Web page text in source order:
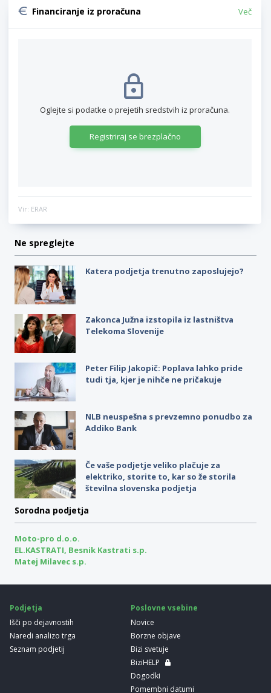
Financiranje iz proračuna Več
Oglejte si podatke o prejetih sredstvih iz proračuna.
Registriraj se brezplačno
Vir: ERAR
Ne spreglejte
Katera podjetja trenutno zaposlujejo?
Zakonca Južna izstopila iz lastništva
Telekoma Slovenije
Peter Filip Jakopič: Poplava lahko pride
tudi tja, kjer je nihče ne pričakuje
NLB neuspešna s prevzemno ponudbo za
Addiko Bank
Če vaše podjetje veliko plačuje za
elektriko, storite to, kar so že storila
številna slovenska podjetja
Sorodna podjetja
Moto-pro d.o.o.
EL.KASTRATI, Besnik Kastrati s.p.
Matej Milavec s.p.
Podjetja
Išči po dejavnostih
Naredi analizo trga
Seznam podjetij
Poslovne vsebine
Novice
Borzne objave
Bizi svetuje
BiziHELP
Dogodki
Pomembni datumi